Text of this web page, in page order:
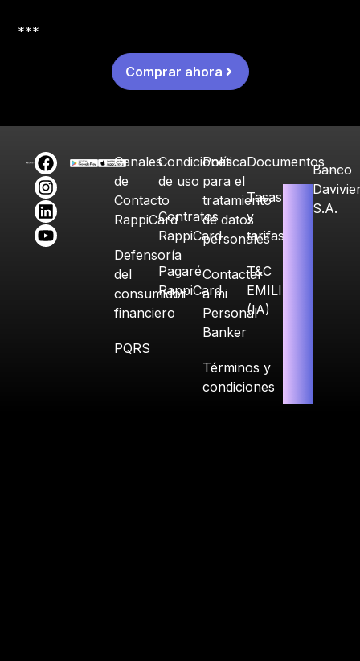
***
Comprar ahora
Canales
de
Contacto
RappiCard
Defensoría
del
consumidor
financiero
PQRS
Condiciones
de uso
Contratos
RappiCard
Pagaré
RappiCard
Política
para el
tratamiento
de datos
personales
Contactar
a mi
Personal
Banker
Términos y
condiciones
Documentos
Tasas
y
tarifas
T&C
EMILIA
(IA)
Banco
S.A.